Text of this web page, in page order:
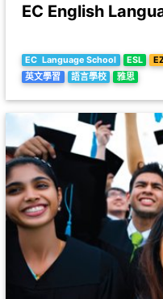
EC English
EC Language School ESL
英文學習
語言學校 雅思